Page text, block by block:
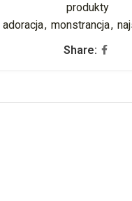
produkty
adoracja, monstrancja,
Share: